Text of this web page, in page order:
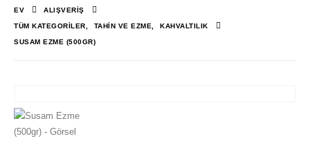
EV ALIŞVERIŞ
TÜM KATEGORILER TAHIN VE EZME KAHVALTILIK
SUSAM EZME (500GR)